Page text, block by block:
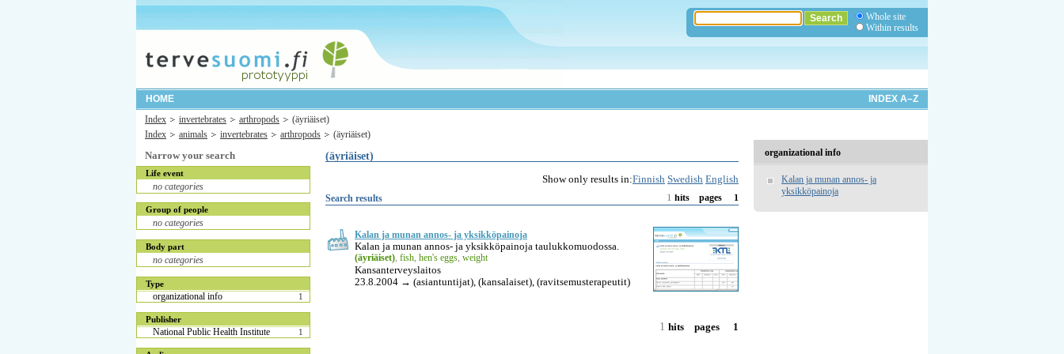
Whole site
Within results
HOME
INDEX A–Z
Index
invertebrates arthropods
(äyriäiset)
Index
animals invertebrates arthropods (äyriäiset)
Narrow your search
Life event
no categories
Group of people
no categories
Body part
no categories
Type
organizational info 1
Publisher
National Public Health Institute 1
(äyriäiset)
Show only results in:Finnish Swedish English
Search results 1hits pages 1
Kalan ja munan annos- ja yksikköpainoja
Kalan ja munan annos- ja yksikköpainoja taulukkomuodossa.
(äyriäiset) fish hen's eggs weight
Kansanterveyslaitos
23.8.2004 → (asiantuntijat), (kansalaiset), (ravitsemusterapeutit)
1hits pages 1
organizational info
Kalan ja munan annos- ja
yksikköpainoja